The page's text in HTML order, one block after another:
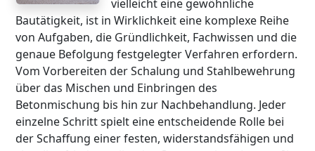
vielleicht eine gewöhnliche
Bautätigkeit, ist in Wirklichkeit eine komplexe Reihe
von Aufgaben, die Gründlichkeit, Fachwissen und die
genaue Befolgung festgelegter Verfahren erfordern.
Vom Vorbereiten der Schalung und Stahlbewehrung
über das Mischen und Einbringen des
Betonmischung bis hin zur Nachbehandlung. Jeder
einzelne Schritt spielt eine entscheidende Rolle bei
der Schaffung einer festen, widerstandsfähigen und